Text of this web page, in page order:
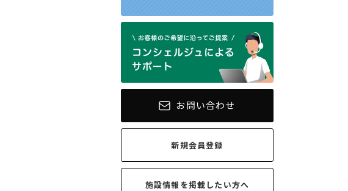
お問い合わせ
新規会員登録
施設情報を掲載したい方へ